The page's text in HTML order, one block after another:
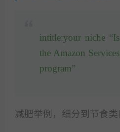
intitle:your niche
the Amazon
program”
减肥举例，细分到节食类